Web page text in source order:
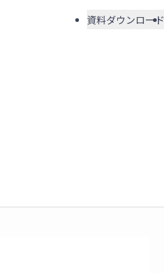
資料ダウンロード